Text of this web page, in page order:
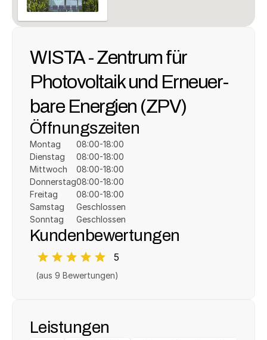
WISTA - Zentrum für
Photo­voltaik und Erneuer­
bare Energien (ZPV)
Öffnungszeiten
Montag
Dienstag
Mittwoch
Donnerstag
Freitag
Samstag
Sonntag
08:00-18:00
08:00-18:00
08:00-18:00
08:00-18:00
08:00-18:00
Geschlossen
Geschlossen
Kundenbewertungen
5
(aus 9 Bewertungen)
Leistungen